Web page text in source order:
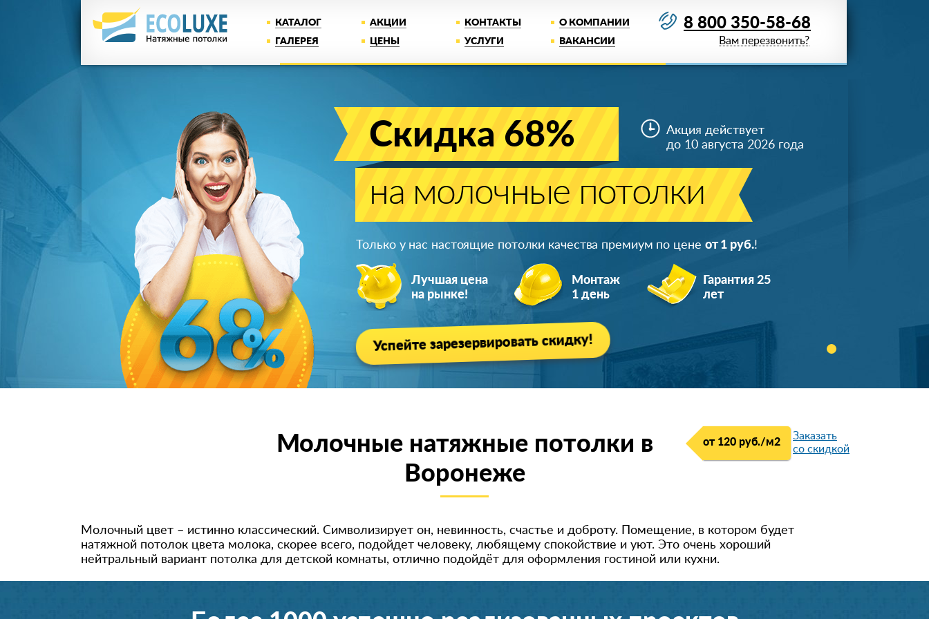
КАТАЛОГ АКЦИИ КОНТАКТЫ
О КОМПАНИИ
ГАЛЕРЕЯ
ЦЕНЫ УСЛУГИ ВАКАНСИИ
8 800 350-58-68
Вам перезвонить?
Скидка 68%
на молочные потолки
Акция действует
до 10 августа 2026 года
Только у нас настоящие потолки качества премиум по цене от 1 руб.!
Лучшая цена
на рынке!
Монтаж
1 день
Гарантия 25
лет
Успейте зарезервировать скидку!
от 120 руб./м2
Заказать
со скидкой
Молочные натяжные потолки в
Воронеже
Молочный цвет – истинно классический. Символизирует он, невинность, счастье и доброту. Помещение, в котором будет
натяжной потолок цвета молока, скорее всего, подойдет человеку, любящему спокойствие и уют. Это очень хороший
нейтральный вариант потолка для детской комнаты, отлично подойдёт для оформления гостиной или кухни.